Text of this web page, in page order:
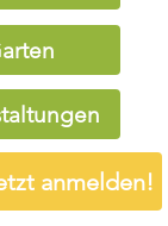
anmelden!